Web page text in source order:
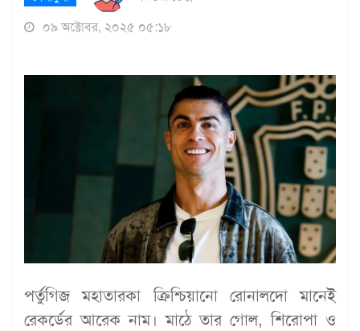
০৯ অক্টোবর, ২০২৫ ০৫:১৮
পর্তুগিজ মহাতারকা ক্রিশ্চিয়ানো রোনালদো মানেই
রেকর্ডের আরেক নাম। মাঠে তার গোল, শিরোপা ও